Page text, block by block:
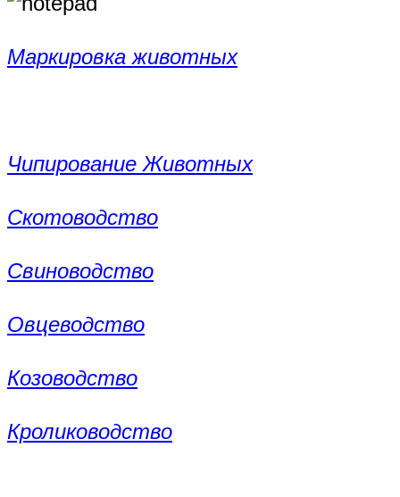
Маркировка животных
Чипирование Животных
Скотоводство
Свиноводство
Овцеводство
Козоводство
Кролиководство